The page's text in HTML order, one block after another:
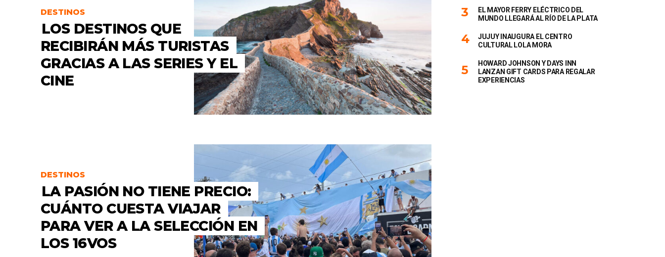
DESTINOS
LOS DESTINOS QUE
RECIBIRÁN MÁS TURISTAS
GRACIAS A LAS SERIES Y EL
CINE
DESTINOS
LA PASIÓN NO TIENE PRECIO:
CUÁNTO CUESTA VIAJAR
PARA VER A LA SELECCIÓN EN
LOS 16VOS
EL MAYOR FERRY ELÉCTRICO DEL
MUNDO LLEGARÁ AL RÍO DE LA PLATA
JUJUY INAUGURA EL CENTRO
CULTURAL LOLA MORA
HOWARD JOHNSON Y DAYS INN
LANZAN GIFT CARDS PARA REGALAR
EXPERIENCIAS